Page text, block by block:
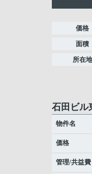
価格
面積
所在地
石田ビル
物件名
価格
管理/共益費